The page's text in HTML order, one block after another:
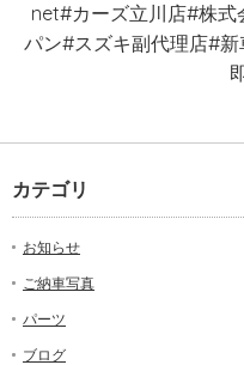
net#カーズ立川店#株式
パン#スズキ副代理店#
カテゴリ
お知らせ
ご納車写真
パーツ
ブログ